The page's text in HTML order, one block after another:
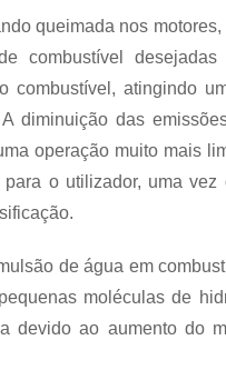
queimada nos
combustível
combustível, atingindo
diminuição das
operação muito mais
o utilizador, uma
de água em
moléculas de
devido ao aumento do